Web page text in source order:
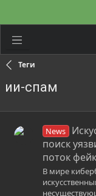
Теги
ии-спам
News
поиск
поток
В мире